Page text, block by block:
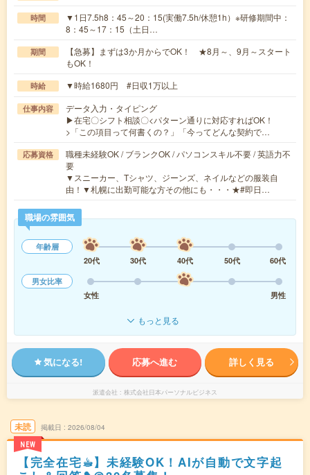
時間
▼1日7.5h8：45～20：15(実働7.5h/休憩1h）※研修期間中：
8：45～17：15（土日…
期間
【急募】まずは3か月からでOK！ ★8月～、9月～スタート
もOK！
時給 ▼時給1680円 #日収1万以上
仕事内容
データ入力・タイピング
▶在宅〇シフト相談〇<パターン通りに対応すればOK！
>「この項目って何書くの？」「今ってどんな契約で…
応募資格
職種未経験OK / ブランクOK / パソコンスキル不要 / 英語力不
要
▼スニーカー、Tシャツ、ジーンズ、ネイルなどの服装自
由！▼札幌に出勤可能な方その他にも・・・★#即日…
職場の雰囲気
年齢層
20代
30代 40代 50代
60代
男女比率
女性
男性
もっと見る
気になる! 応募へ進む 詳しく見る
派遣会社 株式会社日本パーソナルビジネス
未読
NEW
掲載日 2026/08/04
【完全在宅☕︎】未経験OK！AIが自動で文字起